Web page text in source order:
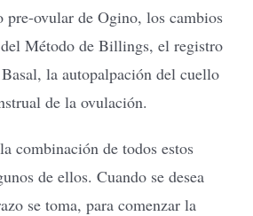
pre-ovular de Ogino, los cambios
Método de Billings, el registro
la autopalpación del cuello
de la ovulación.
combinación de todos estos
de ellos. Cuando se desea
se toma, para comenzar la